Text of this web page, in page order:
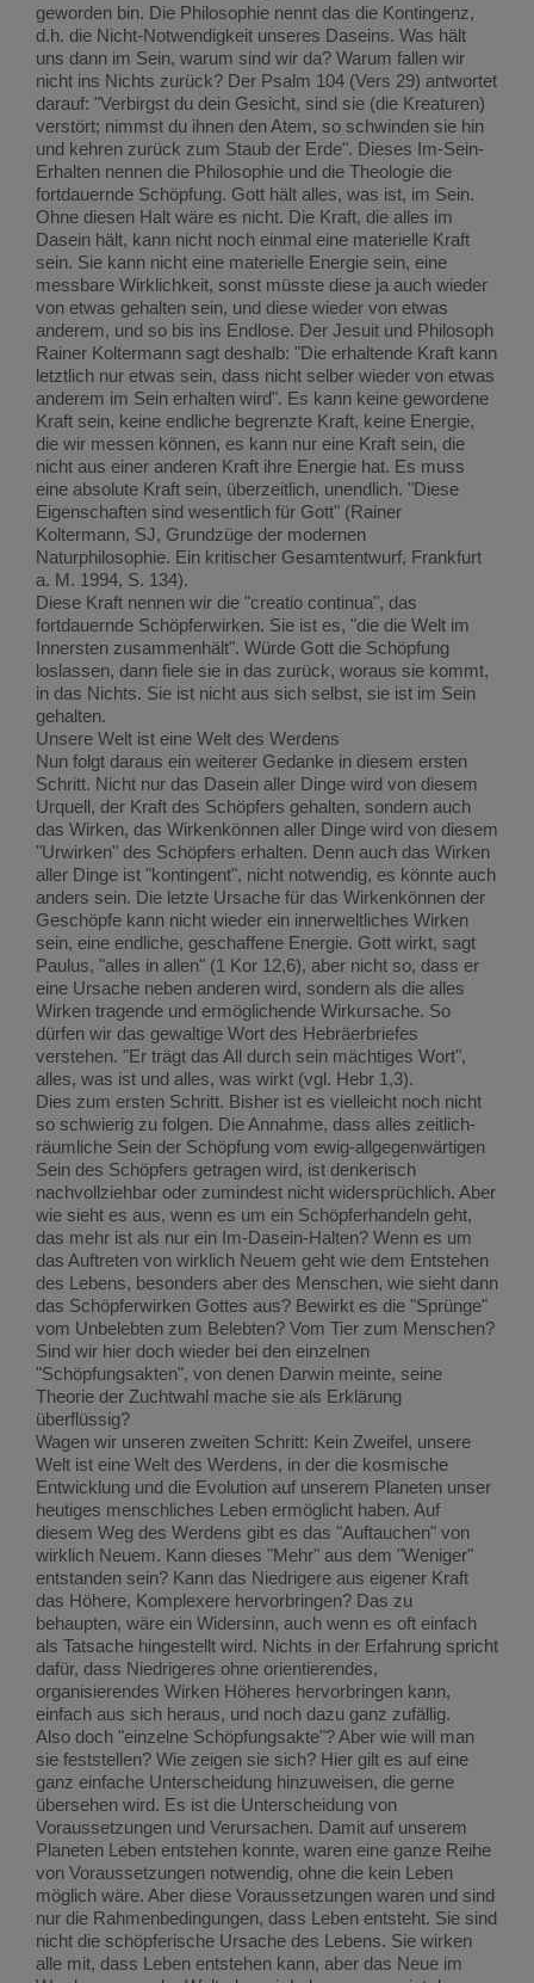
geworden bin. Die Philosophie nennt das die Kontingenz,
d.h. die Nicht-Notwendigkeit unseres Daseins. Was hält
uns dann im Sein, warum sind wir da? Warum fallen wir
nicht ins Nichts zurück? Der Psalm 104 (Vers 29) antwortet
darauf: "Verbirgst du dein Gesicht, sind sie (die Kreaturen)
verstört; nimmst du ihnen den Atem, so schwinden sie hin
und kehren zurück zum Staub der Erde". Dieses Im-Sein-
Erhalten nennen die Philosophie und die Theologie die
fortdauernde Schöpfung. Gott hält alles, was ist, im Sein.
Ohne diesen Halt wäre es nicht. Die Kraft, die alles im
Dasein hält, kann nicht noch einmal eine materielle Kraft
sein. Sie kann nicht eine materielle Energie sein, eine
messbare Wirklichkeit, sonst müsste diese ja auch wieder
von etwas gehalten sein, und diese wieder von etwas
anderem, und so bis ins Endlose. Der Jesuit und Philosoph
Rainer Koltermann sagt deshalb: "Die erhaltende Kraft kann
letztlich nur etwas sein, dass nicht selber wieder von etwas
anderem im Sein erhalten wird". Es kann keine gewordene
Kraft sein, keine endliche begrenzte Kraft, keine Energie,
die wir messen können, es kann nur eine Kraft sein, die
nicht aus einer anderen Kraft ihre Energie hat. Es muss
eine absolute Kraft sein, überzeitlich, unendlich. "Diese
Eigenschaften sind wesentlich für Gott" (Rainer
Koltermann, SJ, Grundzüge der modernen
Naturphilosophie. Ein kritischer Gesamtentwurf, Frankfurt
a. M. 1994, S. 134).
Diese Kraft nennen wir die "creatio continua", das
fortdauernde Schöpferwirken. Sie ist es, "die die Welt im
Innersten zusammenhält". Würde Gott die Schöpfung
loslassen, dann fiele sie in das zurück, woraus sie kommt,
in das Nichts. Sie ist nicht aus sich selbst, sie ist im Sein
gehalten.
Unsere Welt ist eine Welt des Werdens
Nun folgt daraus ein weiterer Gedanke in diesem ersten
Schritt. Nicht nur das Dasein aller Dinge wird von diesem
Urquell, der Kraft des Schöpfers gehalten, sondern auch
das Wirken, das Wirkenkönnen aller Dinge wird von diesem
"Urwirken" des Schöpfers erhalten. Denn auch das Wirken
aller Dinge ist "kontingent", nicht notwendig, es könnte auch
anders sein. Die letzte Ursache für das Wirkenkönnen der
Geschöpfe kann nicht wieder ein innerweltliches Wirken
sein, eine endliche, geschaffene Energie. Gott wirkt, sagt
Paulus, "alles in allen" (1 Kor 12,6), aber nicht so, dass er
eine Ursache neben anderen wird, sondern als die alles
Wirken tragende und ermöglichende Wirkursache. So
dürfen wir das gewaltige Wort des Hebräerbriefes
verstehen. "Er trägt das All durch sein mächtiges Wort",
alles, was ist und alles, was wirkt (vgl. Hebr 1,3).
Dies zum ersten Schritt. Bisher ist es vielleicht noch nicht
so schwierig zu folgen. Die Annahme, dass alles zeitlich-
räumliche Sein der Schöpfung vom ewig-allgegenwärtigen
Sein des Schöpfers getragen wird, ist denkerisch
nachvollziehbar oder zumindest nicht widersprüchlich. Aber
wie sieht es aus, wenn es um ein Schöpferhandeln geht,
das mehr ist als nur ein Im-Dasein-Halten? Wenn es um
das Auftreten von wirklich Neuem geht wie dem Entstehen
des Lebens, besonders aber des Menschen, wie sieht dann
das Schöpferwirken Gottes aus? Bewirkt es die "Sprünge"
vom Unbelebten zum Belebten? Vom Tier zum Menschen?
Sind wir hier doch wieder bei den einzelnen
"Schöpfungsakten", von denen Darwin meinte, seine
Theorie der Zuchtwahl mache sie als Erklärung
überflüssig?
Wagen wir unseren zweiten Schritt: Kein Zweifel, unsere
Welt ist eine Welt des Werdens, in der die kosmische
Entwicklung und die Evolution auf unserem Planeten unser
heutiges menschliches Leben ermöglicht haben. Auf
diesem Weg des Werdens gibt es das "Auftauchen" von
wirklich Neuem. Kann dieses "Mehr" aus dem "Weniger"
entstanden sein? Kann das Niedrigere aus eigener Kraft
das Höhere, Komplexere hervorbringen? Das zu
behaupten, wäre ein Widersinn, auch wenn es oft einfach
als Tatsache hingestellt wird. Nichts in der Erfahrung spricht
dafür, dass Niedrigeres ohne orientierendes,
organisierendes Wirken Höheres hervorbringen kann,
einfach aus sich heraus, und noch dazu ganz zufällig.
Also doch "einzelne Schöpfungsakte"? Aber wie will man
sie feststellen? Wie zeigen sie sich? Hier gilt es auf eine
ganz einfache Unterscheidung hinzuweisen, die gerne
übersehen wird. Es ist die Unterscheidung von
Voraussetzungen und Verursachen. Damit auf unserem
Planeten Leben entstehen konnte, waren eine ganze Reihe
von Voraussetzungen notwendig, ohne die kein Leben
möglich wäre. Aber diese Voraussetzungen waren und sind
nur die Rahmenbedingungen, dass Leben entsteht. Sie sind
nicht die schöpferische Ursache des Lebens. Sie wirken
alle mit, dass Leben entstehen kann, aber das Neue im